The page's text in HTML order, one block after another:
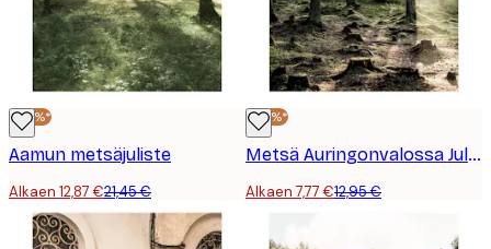
-40%*
Aamun metsäjuliste
Alkaen 12,87 €21,45 €
-40%*
Metsä Auringonvalossa Juliste
Alkaen 7,77 €12,95 €